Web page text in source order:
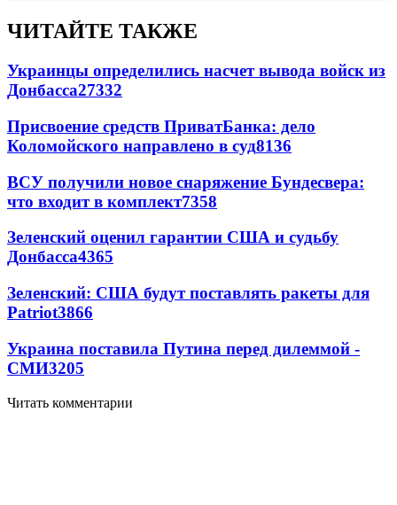
ЧИТАЙТЕ ТАКЖЕ
Украинцы определились насчет вывода войск из
Донбасса27332
Присвоение средств ПриватБанка: дело
Коломойского направлено в суд8136
ВСУ получили новое снаряжение Бундесвера:
что входит в комплект7358
Зеленский оценил гарантии США и судьбу
Донбасса4365
Зеленский: США будут поставлять ракеты для
Patriot3866
Украина поставила Путина перед дилеммой -
СМИ3205
Читать комментарии